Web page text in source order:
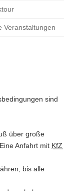
Veranstaltungen
sind
über große
Anfahrt mit KfZ
bis alle